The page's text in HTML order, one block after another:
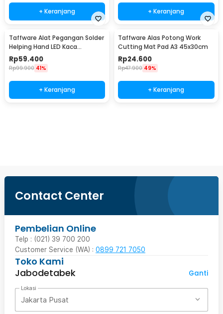
+ Keranjang + Keranjang
Taffware Alat Pegangan Solder
Helping Hand LED Kaca
Pembesar 3.5X - TE-801
Rp59.400
Rp99.900 41%
+ Keranjang
Taffware Alas Potong Work
Cutting Mat Pad A3 45x30cm
Rp24.600
Rp47.900 49%
+ Keranjang
Contact Center
Pembelian Online
Telp : (021) 39 700 200
Customer Service (WA) : 0899 721 7050
Toko Kami
Jabodetabek
Ganti
Lokasi
Jakarta Pusat